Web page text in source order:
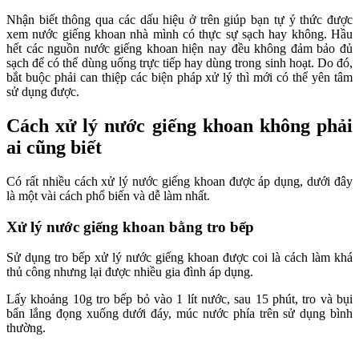
Nhận biết thông qua các dấu hiệu ở trên giúp bạn tự ý thức được
xem nước giếng khoan nhà mình có thực sự sạch hay không. Hầu
hết các nguồn nước giếng khoan hiện nay đều không đảm bảo đủ
sạch để có thể dùng uống trực tiếp hay dùng trong sinh hoạt. Do đó,
bắt buộc phải can thiệp các biện pháp xử lý thì mới có thể yên tâm
sử dụng được.
Cách xử lý nước giếng khoan không phải
ai cũng biết
Có rất nhiều cách xử lý nước giếng khoan được áp dụng, dưới đây
là một vài cách phổ biến và dễ làm nhất.
Xử lý nước giếng khoan bằng tro bếp
Sử dụng tro bếp xử lý nước giếng khoan được coi là cách làm khá
thủ công nhưng lại được nhiều gia đình áp dụng.
Lấy khoảng 10g tro bếp bỏ vào 1 lít nước, sau 15 phút, tro và bụi
bẩn lắng đọng xuống dưới đáy, múc nước phía trên sử dụng bình
thường.